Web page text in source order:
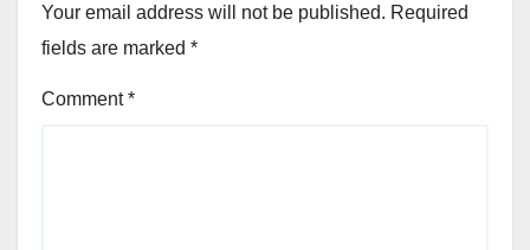
Your email address will not be published. Required
fields are marked *
Comment*